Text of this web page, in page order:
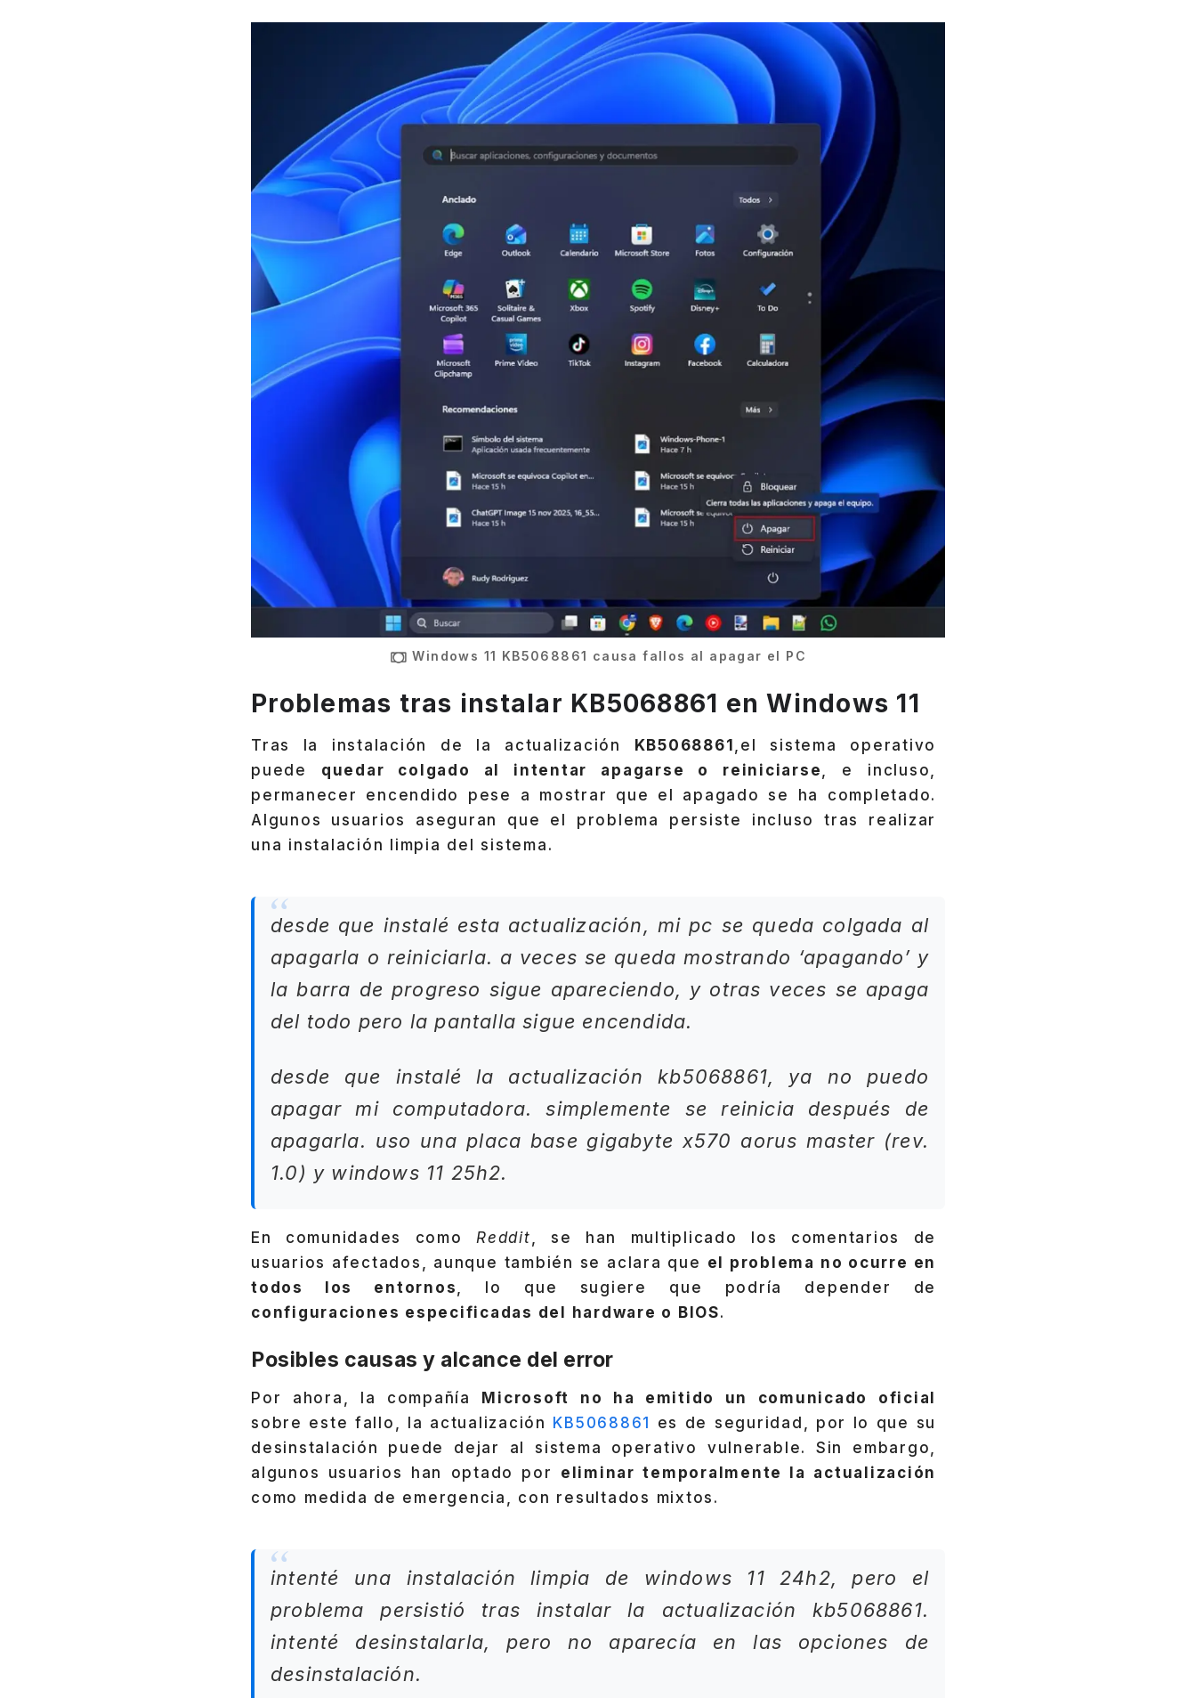
Windows 11 KB5068861 causa fallos al apagar el PC
Problemas tras instalar KB5068861 en Windows 11
Tras la instalación de la actualización KB5068861 ,el sistema operativo
puede quedar colgado al intentar apagarse o reiniciarse, e incluso,
permanecer encendido pese a mostrar que el apagado se ha completado.
Algunos usuarios aseguran que el problema persiste incluso tras realizar
una instalación limpia del sistema.
desde que instalé esta actualización, mi pc se queda colgada al
apagarla o reiniciarla. a veces se queda mostrando ‘apagando’ y
la barra de progreso sigue apareciendo, y otras veces se apaga
del todo pero la pantalla sigue encendida.
desde que instalé la actualización kb5068861, ya no puedo
apagar mi computadora. simplemente se reinicia después de
apagarla. uso una placa base gigabyte x570 aorus master (rev.
1.0) y windows 11 25h2.
En comunidades como Reddit , se han multiplicado los comentarios de
usuarios afectados, aunque también se aclara que el problema no ocurre en
todos los entornos
, lo que sugiere que podría depender de
configuraciones especificadas del hardware o BIOS.
Posibles causas y alcance del error
Por ahora, la compañía
Microsoft no ha emitido un comunicado oficial
sobre este fallo, la actualización KB5068861 es de seguridad, por lo que su
desinstalación puede dejar al sistema operativo vulnerable. Sin embargo,
algunos usuarios han optado por eliminar temporalmente la actualización
como medida de emergencia, con resultados mixtos.
intenté una instalación limpia de windows 11 24h2, pero el
problema persistió tras instalar la actualización kb5068861.
intenté desinstalarla, pero no aparecía en las opciones de
desinstalación.